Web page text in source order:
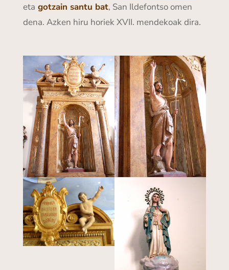
eta gotzain santu bat, San Ildefontso omen
dena. Azken hiru horiek XVII. mendekoak dira.